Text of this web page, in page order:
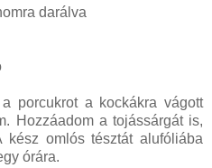
darálva
porcukrot a kockákra vágott
Hozzáadom a tojássárgát is,
omlós tésztát alufóliába
órára.